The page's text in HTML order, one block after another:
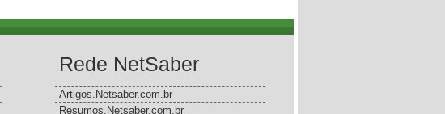
Rede NetSaber
Artigos.Netsaber.com.br
Resumos.Netsaber.com.br